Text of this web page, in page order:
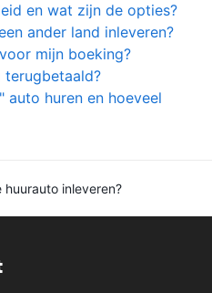
en wat zijn de opties?
ander land inleveren?
mijn boeking?
terugbetaald?
auto huren en hoeveel
huurauto inleveren?